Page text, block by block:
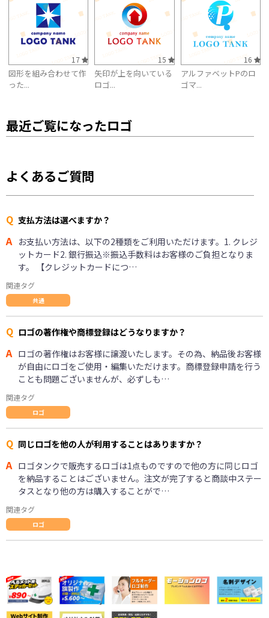
17
図形を組み合わせて作
った...
15
矢印が上を向いている
ロゴ...
16
アルファベットPのロ
ゴマ...
最近ご覧になったロゴ
よくあるご質問
Q 支払方法は選べますか？
A お支払い方法は、以下の2種類をご利用いただけます。1. クレジ
ットカード2. 銀行振込※振込手数料はお客様のご負担となりま
す。 【クレジットカードにつ…
関連タグ
共通
Q ロゴの著作権や商標登録はどうなりますか？
A ロゴの著作権はお客様に譲渡いたします。その為、納品後お客様
が自由にロゴをご使用・編集いただけます。商標登録申請を行う
ことも問題ございませんが、必ずしも…
関連タグ
ロゴ
Q 同じロゴを他の人が利用することはありますか？
A ロゴタンクで販売するロゴは1点ものですので他の方に同じロゴ
を納品することはございません。注文が完了すると商談中ステー
タスとなり他の方は購入することがで…
関連タグ
ロゴ